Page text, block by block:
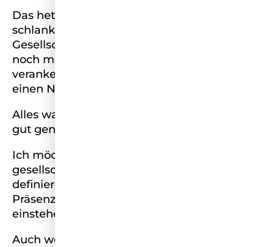
Das heteronormative, normschöne, gesunde,
schlanke, weiße Bild einer Frau in unserer
Gesellschaft, wird durch mediale Präsenz
noch mehr verstärkt und in unseren Köpfen
verankert, sodass Diskriminierung stets
einen Nährboden hat.
Alles was abweicht, ist nicht „normal“, nicht
gut genug, nicht wertvoll.
Ich möchte Menschen ermutigen, diese
gesellschaftlichen Standards neu zu
definieren, indem sie Raum einnehmen,
Präsenz zeigen und bedingungslos für sich
einstehen.
Auch wenn mein innerer Saboteur oft laut ist